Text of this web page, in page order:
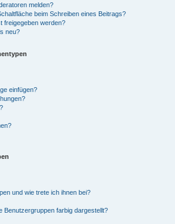
melden?
beim Schreiben eines Beitrags?
freigegeben werden?
neu?
einfügen?
und wie trete ich ihnen bei?
Benutzergruppen farbig dargestellt?